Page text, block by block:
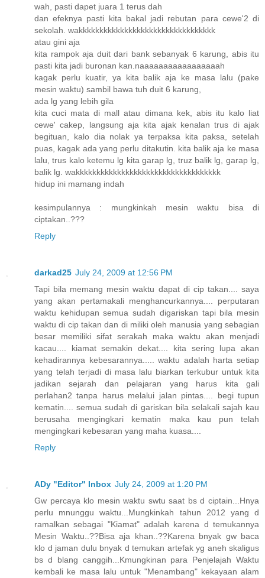
wah, pasti dapet juara 1 terus dah
dan efeknya pasti kita bakal jadi rebutan para cewe'2 di
sekolah. wakkkkkkkkkkkkkkkkkkkkkkkkkkkkkkkkk
atau gini aja
kita rampok aja duit dari bank sebanyak 6 karung, abis itu
pasti kita jadi buronan kan.naaaaaaaaaaaaaaaaah
kagak perlu kuatir, ya kita balik aja ke masa lalu (pake
mesin waktu) sambil bawa tuh duit 6 karung,
ada lg yang lebih gila
kita cuci mata di mall atau dimana kek, abis itu kalo liat
cewe' cakep, langsung aja kita ajak kenalan trus di ajak
begituan, kalo dia nolak ya terpaksa kita paksa, setelah
puas, kagak ada yang perlu ditakutin. kita balik aja ke masa
lalu, trus kalo ketemu lg kita garap lg, truz balik lg, garap lg,
balik lg. wakkkkkkkkkkkkkkkkkkkkkkkkkkkkkkkkkkk
hidup ini mamang indah
kesimpulannya : mungkinkah mesin waktu bisa di
ciptakan..???
Reply
darkad25 July 24, 2009 at 12:56 PM
Tapi bila memang mesin waktu dapat di cip takan.... saya
yang akan pertamakali menghancurkannya.... perputaran
waktu kehidupan semua sudah digariskan tapi bila mesin
waktu di cip takan dan di miliki oleh manusia yang sebagian
besar memiliki sifat serakah maka waktu akan menjadi
kacau.... kiamat semakin dekat.... kita sering lupa akan
kehadirannya kebesarannya..... waktu adalah harta setiap
yang telah terjadi di masa lalu biarkan terkubur untuk kita
jadikan sejarah dan pelajaran yang harus kita gali
perlahan2 tanpa harus melalui jalan pintas.... begi tupun
kematin.... semua sudah di gariskan bila selakali sajah kau
berusaha mengingkari kematin maka kau pun telah
mengingkari kebesaran yang maha kuasa....
Reply
ADy "Editor" Inbox July 24, 2009 at 1:20 PM
Gw percaya klo mesin waktu swtu saat bs d ciptain...Hnya
perlu mnunggu waktu...Mungkinkah tahun 2012 yang d
ramalkan sebagai "Kiamat" adalah karena d temukannya
Mesin Waktu..??Bisa aja khan..??Karena bnyak gw baca
klo d jaman dulu bnyak d temukan artefak yg aneh skaligus
bs d blang canggih...Kmungkinan para Penjelajah Waktu
kembali ke masa lalu untuk "Menambang" kekayaan alam